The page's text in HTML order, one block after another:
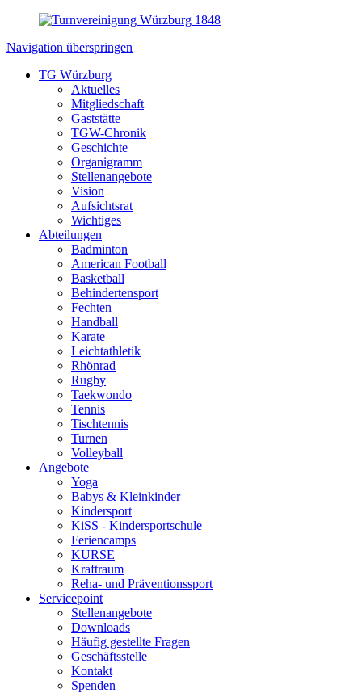
Navigation überspringen
TG Würzburg
Aktuelles
Mitgliedschaft
Gaststätte
TGW-Chronik
Geschichte
Organigramm
Stellenangebote
Vision
Aufsichtsrat
Wichtiges
Abteilungen
Badminton
American Football
Basketball
Behindertensport
Fechten
Handball
Karate
Leichtathletik
Rhönrad
Rugby
Taekwondo
Tennis
Tischtennis
Turnen
Volleyball
Angebote
Yoga
Babys & Kleinkinder
Kindersport
KiSS - Kindersportschule
Feriencamps
KURSE
Kraftraum
Reha- und Präventionssport
Servicepoint
Stellenangebote
Downloads
Häufig gestellte Fragen
Geschäftsstelle
Kontakt
Spenden